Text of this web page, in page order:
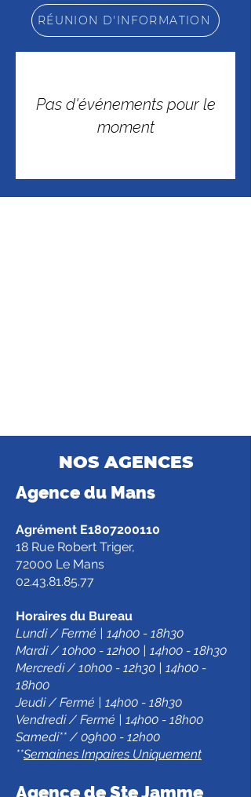
RÉUNION D'INFORMATION
Pas d'événements pour le
moment
NOS AGENCES
Agence du Mans
Agrément E1807200110
18 Rue Robert Triger,
72000 Le Mans
02.43.81.85.77
Horaires du Bureau
Lundi / Fermé | 14h00 - 18h30
Mardi / 10h00 - 12h00 | 14h00 - 18h30
Mercredi / 10h00 - 12h30 | 14h00 -
18h00
Jeudi / Fermé | 14h00 - 18h30
Vendredi / Fermé | 14h00 - 18h00
Samedi** / 09h00 - 12h00
**Semaines Impaires Uniquement
Agence de Ste Jamme